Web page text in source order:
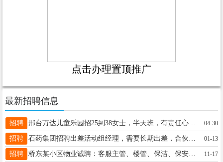
点击办理置顶推广
最新招聘信息
招聘 邢台万达儿童乐园招25到38女士，半天班，有责任心，耐心，勤快，有幼师或销售经验优先，15231921705 04-30
招聘 01-13
招聘 桥东某小区物业诚聘：客服主管、楼管、保洁、保安数名，待遇优厚，真诚期待您的加入，联系电话：18903296821 11-17